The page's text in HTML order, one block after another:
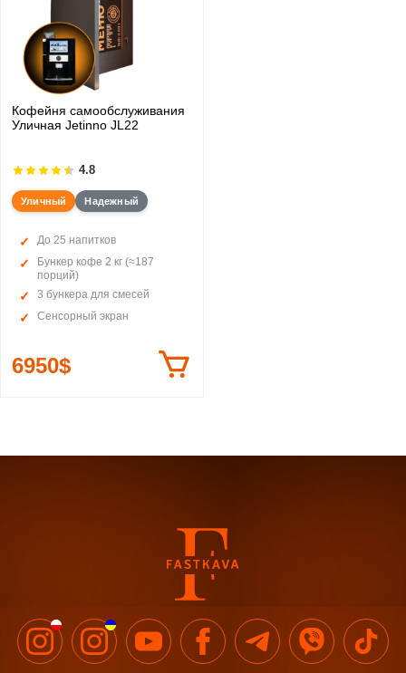
Кофейня самообслуживания
Уличная Jetinno JL22
4.8
Уличный Надежный
До 25 напитков
Бункер кофе 2 кг (≈187
порций)
3 бункера для смесей
Сенсорный экран
6950$